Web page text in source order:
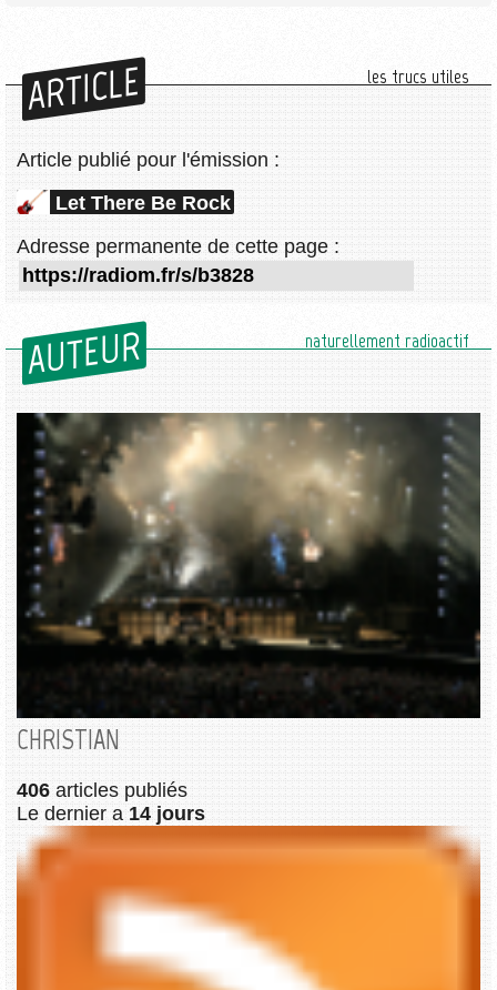
ARTICLE les trucs utiles
Article publié pour l'émission :
Let There Be Rock
Adresse permanente de cette page :
AUTEUR naturellement radioactif
CHRISTIAN
406 articles publiés
Le dernier a 14 jours